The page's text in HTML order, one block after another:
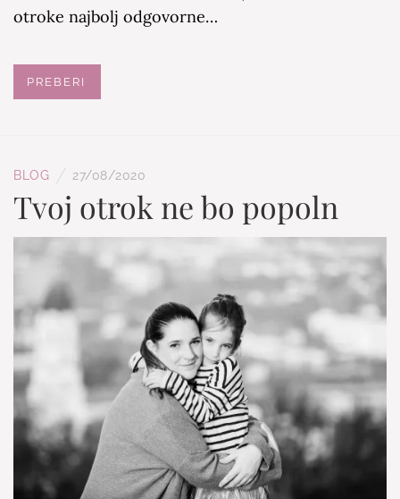
otroke najbolj odgovorne…
PREBERI
BLOG 27/08/2020
Tvoj otrok ne bo popoln